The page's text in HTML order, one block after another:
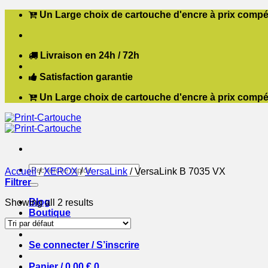
Passer
contenu
Un Large choix de cartouche d'encre à prix
Livraison en 24h / 72h
Satisfaction garantie
Un Large choix de cartouche d'encre à prix
Recherche
pour :
Blog
Boutique
Contact
Se connecter / S’inscrire
Accueil / XEROX / VersaLink /VersaLink B 7035 VX
Filtrer
Showing all 2 results